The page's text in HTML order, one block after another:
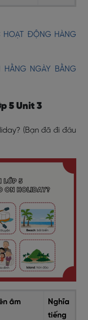
HOẠT ĐỘNG HÀNG
HẰNG NGÀY BẰNG
5 Unit 3
(Bạn đã đi đâu
âm
Nghĩa
tiếng